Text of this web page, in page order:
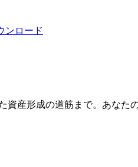
資産形成の道筋まで。あなた